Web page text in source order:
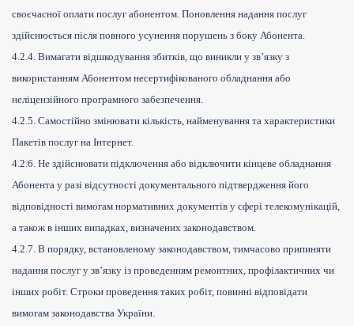
своєчасної оплати послуг абонентом. Поновлення надання послуг
здійснюється після повного усунення порушень з боку Абонента.
4.2.4. Вимагати відшкодування збитків, що виникли у зв’язку з
використанням Абонентом несертифікованого обладнання або
неліцензійного програмного забезпечення.
4.2.5. Самостійно змінювати кількість, найменування та характеристики
Пакетів послуг на Інтернет.
4.2.6. Не здійснювати підключення або відключити кінцеве обладнання
Абонента у разі відсутності документального підтвердження його
відповідності вимогам нормативних документів у сфері телекомунікацій,
а також в інших випадках, визначених законодавством.
4.2.7. В порядку, встановленому законодавством, тимчасово припиняти
надання послуг у зв’язку із проведенням ремонтних, профілактичних чи
інших робіт. Строки проведення таких робіт, повинні відповідати
вимогам законодавства України.